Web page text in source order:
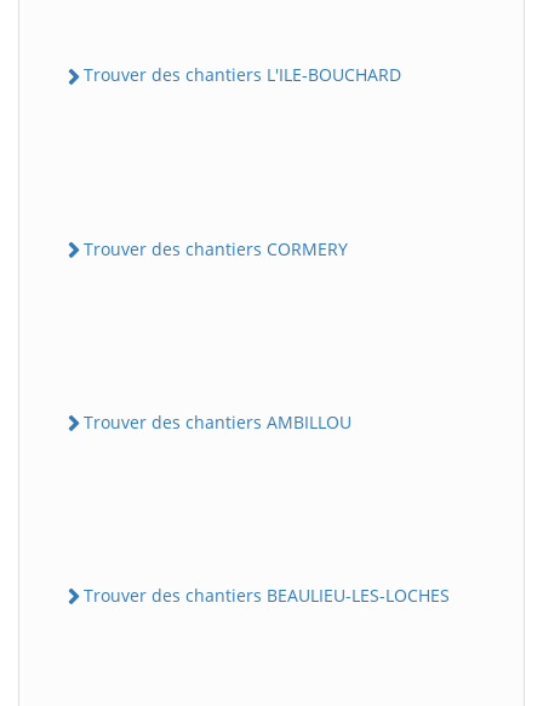
Trouver des chantiers L'ILE-BOUCHARD
Trouver des chantiers CORMERY
Trouver des chantiers AMBILLOU
Trouver des chantiers BEAULIEU-LES-LOCHES